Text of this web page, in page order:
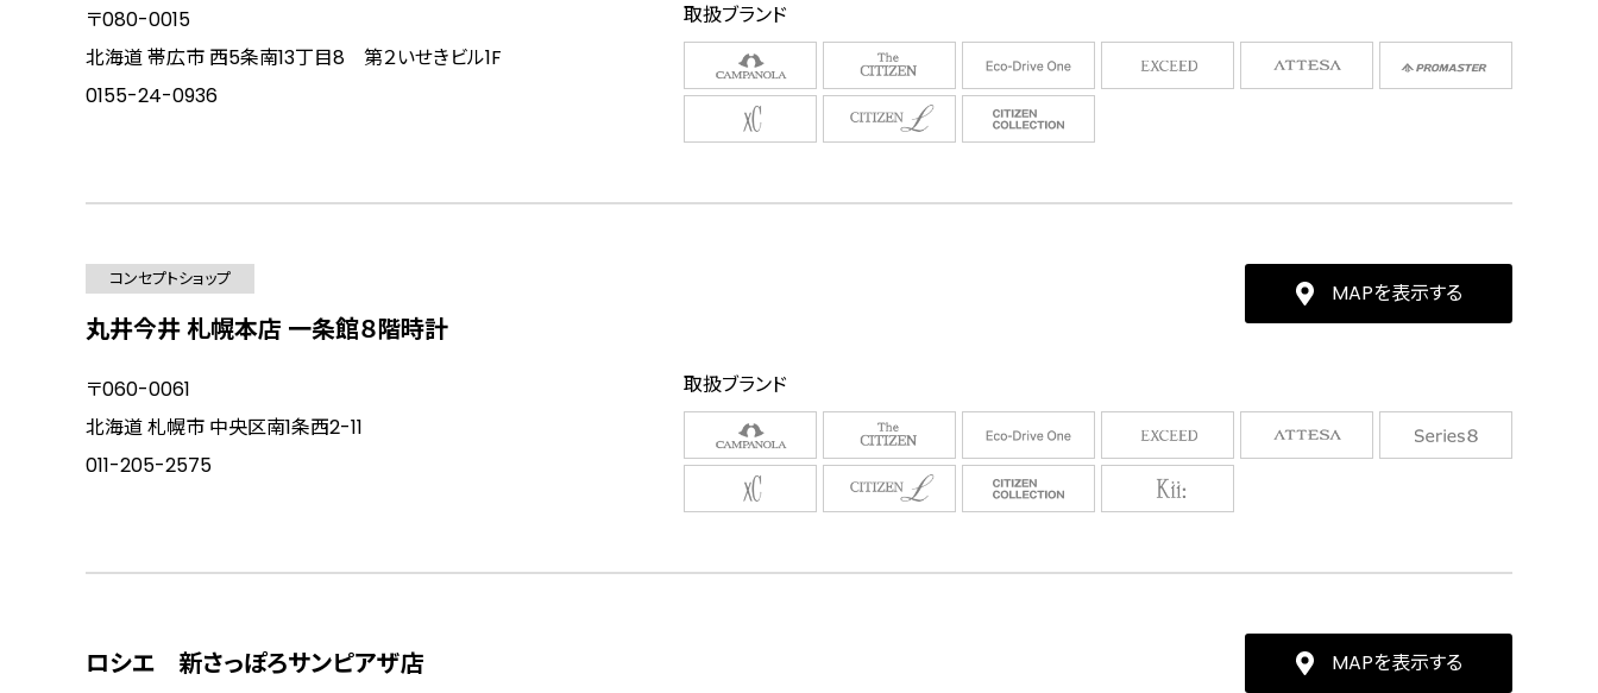
〒080-0015
北海道 帯広市 西5条南13丁目8 第２いせきビル1F
0155-24-0936
取扱ブランド
コンセプトショップ
丸井今井 札幌本店 一条館８階時計
MAPを表示する
〒060-0061
北海道 札幌市 中央区南1条西2-11
011-205-2575
取扱ブランド
ロシエ 新さっぽろサンピアザ店 MAPを表示する